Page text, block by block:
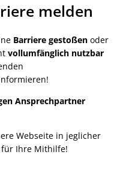
melden
Barriere gestoßen oder
vollumfänglich nutzbar
Ansprechpartner
Webseite in jeglicher
für Ihre Mithilfe!